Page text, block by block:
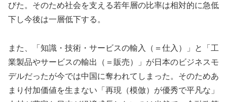
びた。そのため社会を支える若年層の比率は相対的に急低
下し今後は一層低下する。
また、「知識・技術・サービスの輸入（＝仕入）」と「工
業製品やサービスの輸出（＝販売）」が日本のビジネスモ
デルだったが今では中国に奪われてしまった。そのためあ
まり付加価値を生まない「再現（模倣）が優秀で平凡な」